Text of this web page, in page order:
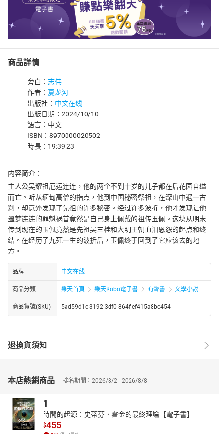
商品詳情
旁白： 志伟
作者： 夏龙河
出版社： 中文在线
出版日期：2024/10/10
語言：中文
ISBN：8970000020502
時長：19:39:23
内容简介：
主人公吴耀祖厄运连连，他的两个不到十岁的儿子都在后花园自缢
而亡。听从缅甸高僧的指点，他到中国秘密祭祖，在深山中遇一古
刹，却意外发现了先祖的许多秘密。经过许多波折，他才发现让他
噩梦连连的罪魁祸首竟然是自己身上佩戴的祖传玉佩。这块从明末
传到现在的玉佩竟然是先祖吴三桂和大明王朝血泪恩怨的起点和终
结。在经历了九死一生的波折后，玉佩终于回到了它应该去的地
方。
品牌 中文在线
商品分類 樂天首頁 樂天Kobo電子書 有聲書 文學小說
商品貨號(SKU) 5ad59d1c-3192-3df0-864f-ef415a8bc454
退換貨須知
本店熱銷商品 排名期間：2026/8/2 - 2026/8/8
1
時間的起源：史蒂芬．霍金的最終理論【電子書】
$455